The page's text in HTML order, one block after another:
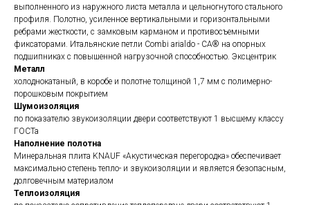
выполненного из наружного листа металла и цельногнутого стального
профиля. Полотно, усиленное вертикальными и горизонтальными
ребрами жесткости, с замковым карманом и противосъемными
фиксаторами. Итальянские петли Combi arialdo - СА® на опорных
подшипниках с повышенной нагрузочной способностью. Эксцентрик
Металл
холоднокатаный, в коробе и полотне толщиной 1,7 мм с полимерно-
порошковым покрытием
Шумоизоляция
по показателю звукоизоляции двери соответствуют 1 высшему классу
ГОСТа
Наполнение полотна
Минеральная плита KNAUF «Акустическая перегородка» обеспечивает
максимально степень тепло- и звукоизоляции и является безопасным,
долговечным материалом
Теплоизоляция